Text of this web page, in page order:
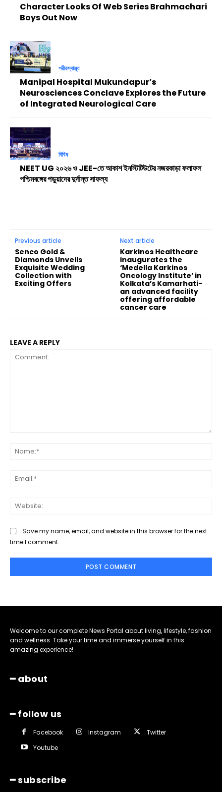
Character Looks Of Web Series Brahmachari
Boys Out Now
শরীরস্বাস্থ্য
Manipal Hospital Mukundapur’s
Neurosciences Conclave Explores the Future
of Integrated Neurological Care
বিবিধ
NEET UG ২০২৬ ও JEE-তে আকাশ ইনস্টিটিউটের নজরকাড়া ফলাফল
পশ্চিমবঙ্গের পড়ুয়াদের দুর্দান্ত সাফল্য
Previous article
Senco Gold &
Diamonds Unveils
Exquisite Wedding
Collection with
Exciting Offers
Next article
Karkinos Healthcare
inaugurates the
‘Medella Karkinos
Oncology Institute’ in
Kolkata’s Kamarhati-
an advanced facility
offering affordable
cancer care
LEAVE A REPLY
Save my name, email, and website in this browser for the next
time I comment.
Welcome to our complete News Portal about living, lifestyle, fashion
and wellness. Take your time and immerse yourself in this
amazing experience!
━ about
━ follow us
Facebook Instagram
Twitter
Youtube
━ subscribe